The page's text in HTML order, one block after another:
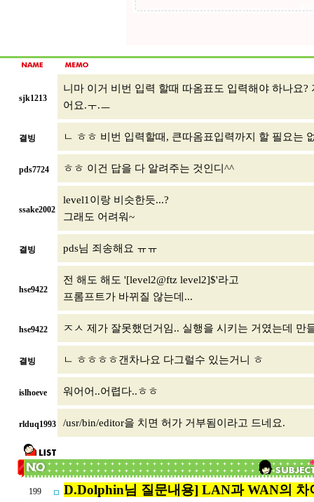
sjk1213
니마 이거 비번 입력 할때 따옴표도 입력해야 하나요
어요.ㅜ.ㅡ
결빙 ㄴ ㅎㅎ 비번 입력할때, 큰따옴표입력까지 할 필요는
pds7724 ㅎㅎ 이건 답을 다 알려주는 것인디^^
ssake2002
level1이랑 비슷한듯...?
그래도 어려워~
결빙 pds님 죄송해요 ㅠㅠ
hse9422
전 해도 해도 '[level2@ftz level2]$'라고
프롬프트가 바뀌질 않는데...
hse9422 ㅈㅅ 제가 잘못했던거임.. 실행을 시키는 거였는데 만
결빙 ㄴ ㅎㅎㅎㅎ갠차나요 다그럴수 있는거니 ㅎ
islhoeve 워어어..어렵다..ㅎㅎ
rlduq1993 /usr/bin/editor을 치면 허가 거부됨이라고 드네요.
199 D.Dolphin님 질문내용] LAN과 WAN의 차